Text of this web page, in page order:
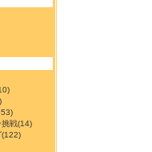
挑戦(14)
(122)